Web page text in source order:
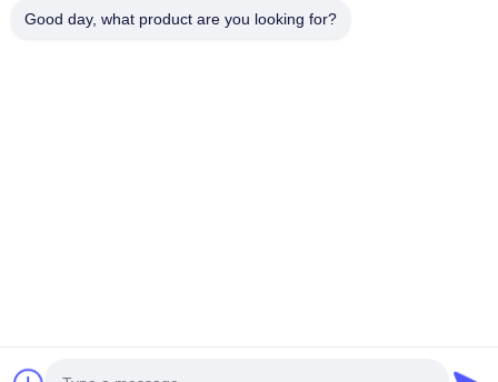
Tampilan VR
Tentang Kami
Good day, what product are you looking for?